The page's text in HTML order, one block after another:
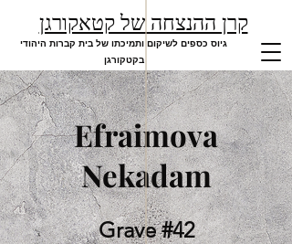
קרן ההנצחה של קטאקורגן
גיוס כספים לשיקום ותמיכתו של בית קברות היהודי
בקטקורגן
Efraimova
Nekadam
Grave #42